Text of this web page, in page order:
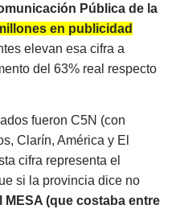
Pública de la
en publicidad
elevan esa cifra a
del 63% real respecto
fueron C5N (con
Clarín, América y El
cifra representa el
si la provincia dice no
MESA (que costaba entre